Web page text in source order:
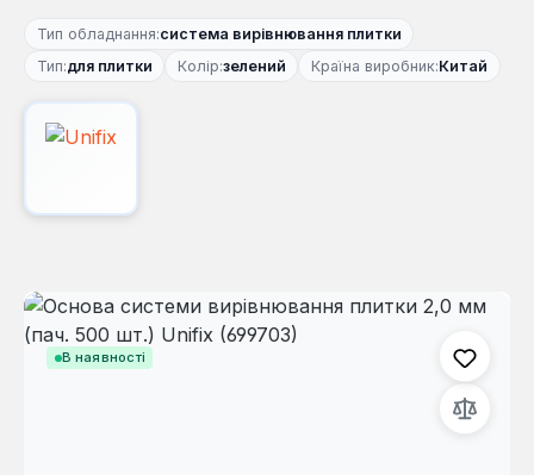
Тип обладнання:система вирівнювання плитки
Тип:для плитки Колір:зелений Країна виробник:Китай
В наявності
Пропустити галерею зображень